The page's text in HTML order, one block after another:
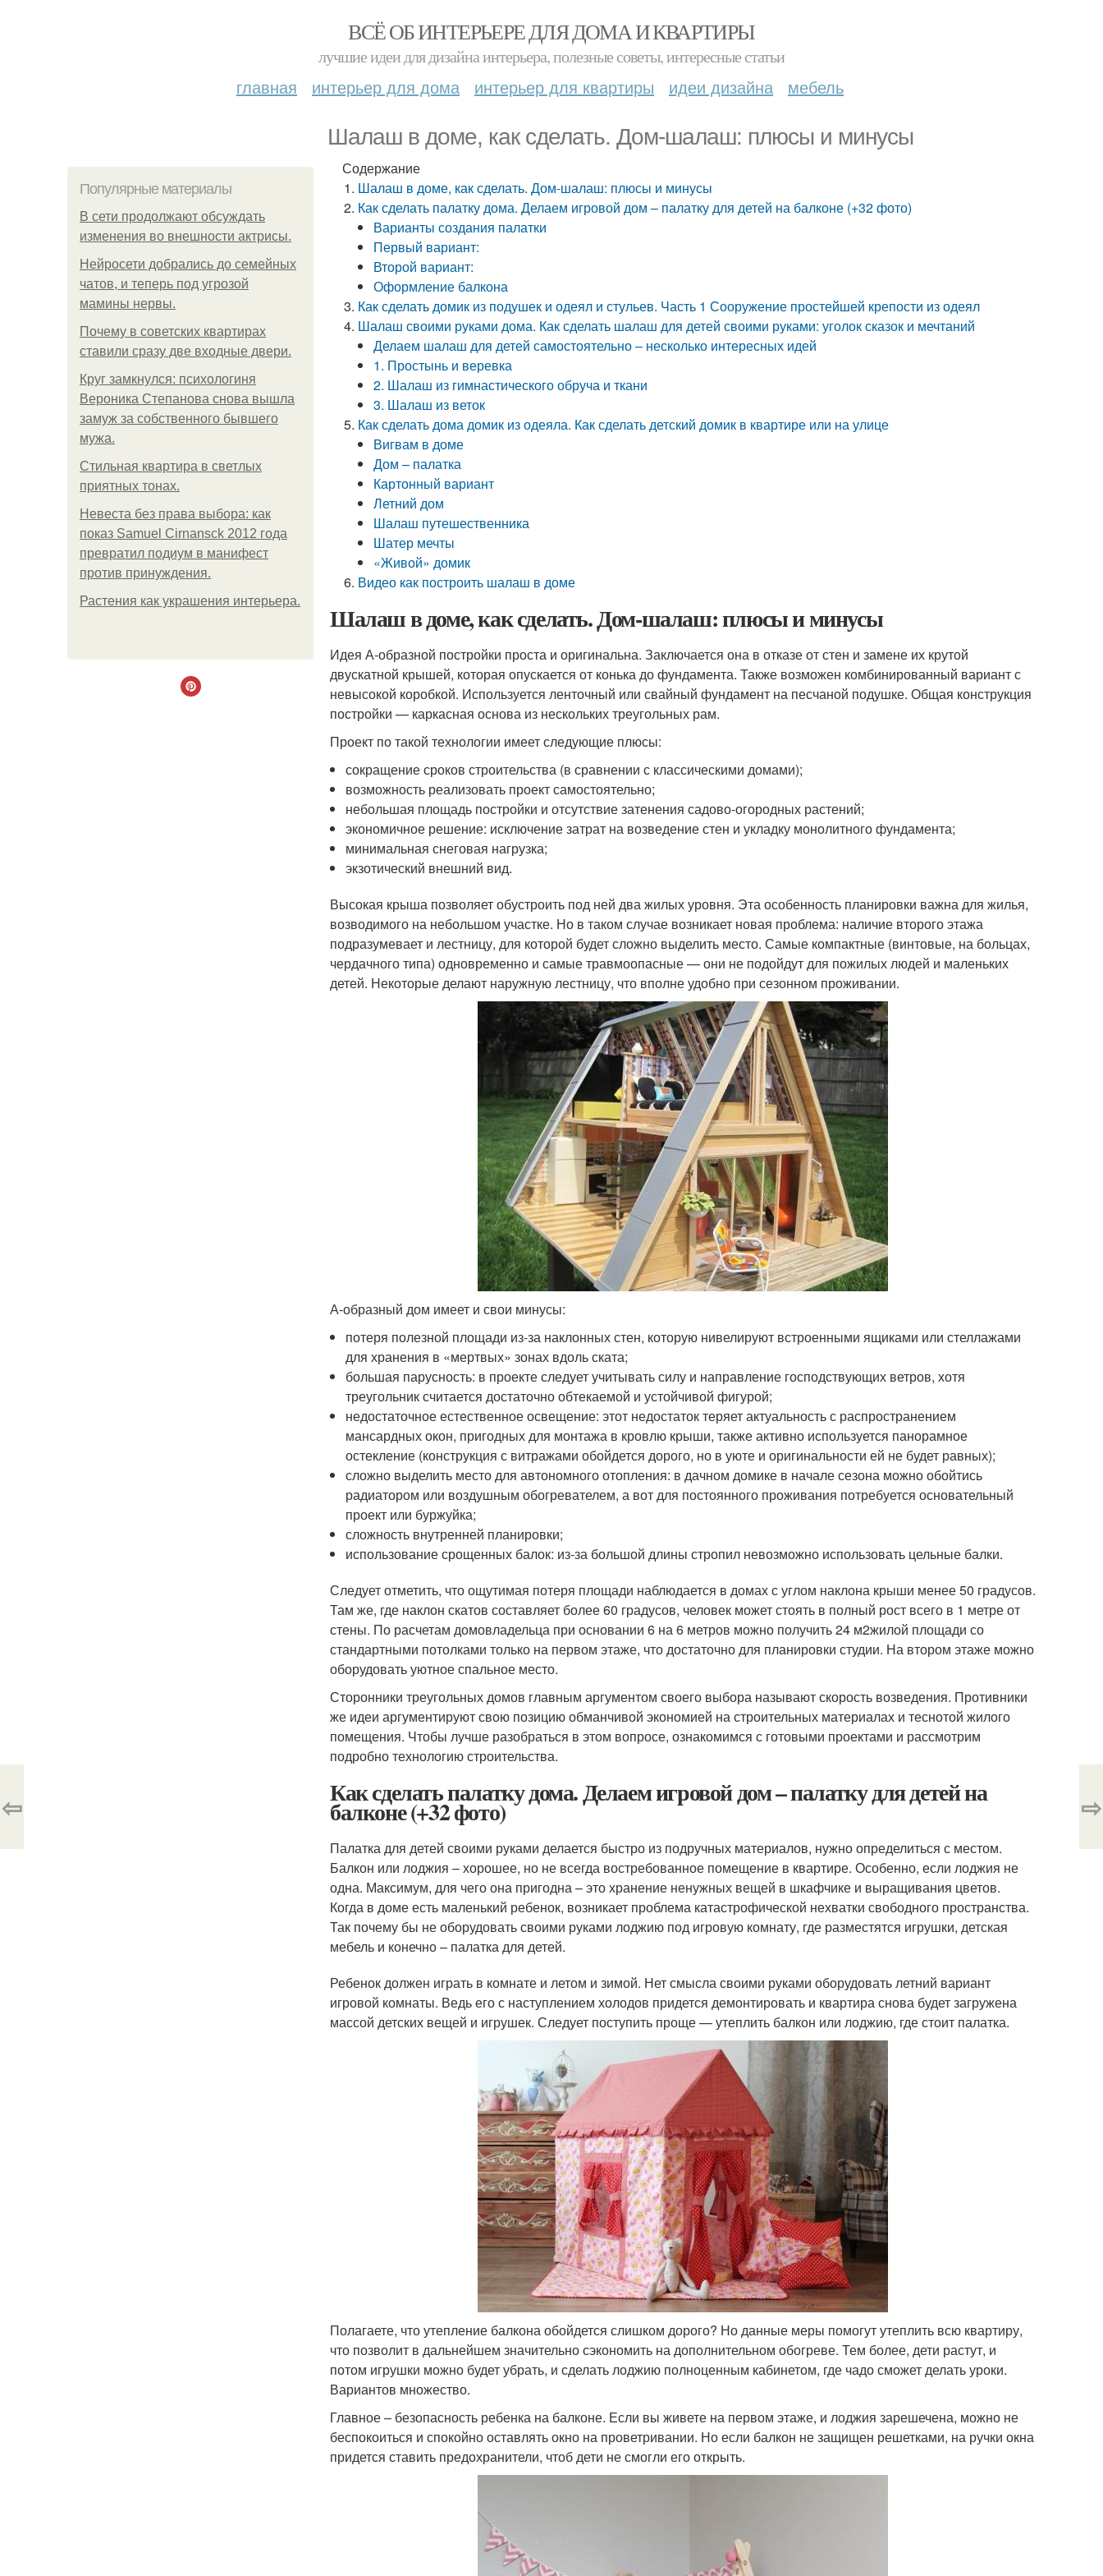
ВСЁ ОБ ИНТЕРЬЕРЕ ДЛЯ ДОМА И КВАРТИРЫ
лучшие идеи для дизайна интерьера, полезные советы, интересные статьи
главная интерьер для дома интерьер для квартиры идеи дизайна мебель
Шалаш в доме, как сделать. Дом-шалаш: плюсы и минусы
Популярные материалы
В сети продолжают обсуждать
изменения во внешности актрисы.
Нейросети добрались до семейных
чатов, и теперь под угрозой
мамины нервы.
Почему в советских квартирах
ставили сразу две входные двери.
Круг замкнулся: психологиня
Вероника Степанова снова вышла
замуж за собственного бывшего
мужа.
Стильная квартира в светлых
приятных тонах.
Невеста без права выбора: как
показ Samuel Cirnansck 2012 года
превратил подиум в манифест
против принуждения.
Растения как украшения интерьера.
Содержание
Шалаш в доме, как сделать. Дом-шалаш: плюсы и минусы
Как сделать палатку дома. Делаем игровой дом – палатку для детей на балконе (+32 фото)
Варианты создания палатки
Первый вариант:
Второй вариант:
Оформление балкона
Как сделать домик из подушек и одеял и стульев. Часть 1 Сооружение простейшей крепости из одеял
Шалаш своими руками дома. Как сделать шалаш для детей своими руками: уголок сказок и мечтаний
Делаем шалаш для детей самостоятельно – несколько интересных идей
1. Простынь и веревка
2. Шалаш из гимнастического обруча и ткани
3. Шалаш из веток
Как сделать дома домик из одеяла. Как сделать детский домик в квартире или на улице
Вигвам в доме
Дом – палатка
Картонный вариант
Летний дом
Шалаш путешественника
Шатер мечты
«Живой» домик
Видео как построить шалаш в доме
Шалаш в доме, как сделать. Дом-шалаш: плюсы и минусы
Идея А-образной постройки проста и оригинальна. Заключается она в отказе от стен и замене их крутой
двускатной крышей, которая опускается от конька до фундамента. Также возможен комбинированный вариант с
невысокой коробкой. Используется ленточный или свайный фундамент на песчаной подушке. Общая конструкция
постройки — каркасная основа из нескольких треугольных рам.
Проект по такой технологии имеет следующие плюсы:
сокращение сроков строительства (в сравнении с классическими домами);
возможность реализовать проект самостоятельно;
небольшая площадь постройки и отсутствие затенения садово-огородных растений;
экономичное решение: исключение затрат на возведение стен и укладку монолитного фундамента;
минимальная снеговая нагрузка;
экзотический внешний вид.
Высокая крыша позволяет обустроить под ней два жилых уровня. Эта особенность планировки важна для жилья,
возводимого на небольшом участке. Но в таком случае возникает новая проблема: наличие второго этажа
подразумевает и лестницу, для которой будет сложно выделить место. Самые компактные (винтовые, на больцах,
чердачного типа) одновременно и самые травмоопасные — они не подойдут для пожилых людей и маленьких
детей. Некоторые делают наружную лестницу, что вполне удобно при сезонном проживании.
А-образный дом имеет и свои минусы:
потеря полезной площади из-за наклонных стен, которую нивелируют встроенными ящиками или стеллажами
для хранения в «мертвых» зонах вдоль ската;
большая парусность: в проекте следует учитывать силу и направление господствующих ветров, хотя
треугольник считается достаточно обтекаемой и устойчивой фигурой;
недостаточное естественное освещение: этот недостаток теряет актуальность с распространением
мансардных окон, пригодных для монтажа в кровлю крыши, также активно используется панорамное
остекление (конструкция с витражами обойдется дорого, но в уюте и оригинальности ей не будет равных);
сложно выделить место для автономного отопления: в дачном домике в начале сезона можно обойтись
радиатором или воздушным обогревателем, а вот для постоянного проживания потребуется основательный
проект или буржуйка;
сложность внутренней планировки;
использование срощенных балок: из-за большой длины стропил невозможно использовать цельные балки.
Следует отметить, что ощутимая потеря площади наблюдается в домах с углом наклона крыши менее 50 градусов.
Там же, где наклон скатов составляет более 60 градусов, человек может стоять в полный рост всего в 1 метре от
стены. По расчетам домовладельца при основании 6 на 6 метров можно получить 24 м2жилой площади со
стандартными потолками только на первом этаже, что достаточно для планировки студии. На втором этаже можно
оборудовать уютное спальное место.
Сторонники треугольных домов главным аргументом своего выбора называют скорость возведения. Противники
же идеи аргументируют свою позицию обманчивой экономией на строительных материалах и теснотой жилого
помещения. Чтобы лучше разобраться в этом вопросе, ознакомимся с готовыми проектами и рассмотрим
подробно технологию строительства.
Как сделать палатку дома. Делаем игровой дом – палатку для детей на
балконе (+32 фото)
Палатка для детей своими руками делается быстро из подручных материалов, нужно определиться с местом.
Балкон или лоджия – хорошее, но не всегда востребованное помещение в квартире. Особенно, если лоджия не
одна. Максимум, для чего она пригодна – это хранение ненужных вещей в шкафчике и выращивания цветов.
Когда в доме есть маленький ребенок, возникает проблема катастрофической нехватки свободного пространства.
Так почему бы не оборудовать своими руками лоджию под игровую комнату, где разместятся игрушки, детская
мебель и конечно – палатка для детей.
Ребенок должен играть в комнате и летом и зимой. Нет смысла своими руками оборудовать летний вариант
игровой комнаты. Ведь его с наступлением холодов придется демонтировать и квартира снова будет загружена
массой детских вещей и игрушек. Следует поступить проще — утеплить балкон или лоджию, где стоит палатка.
Полагаете, что утепление балкона обойдется слишком дорого? Но данные меры помогут утеплить всю квартиру,
что позволит в дальнейшем значительно сэкономить на дополнительном обогреве. Тем более, дети растут, и
потом игрушки можно будет убрать, и сделать лоджию полноценным кабинетом, где чадо сможет делать уроки.
Вариантов множество.
Главное – безопасность ребенка на балконе. Если вы живете на первом этаже, и лоджия зарешечена, можно не
беспокоиться и спокойно оставлять окно на проветривании. Но если балкон не защищен решетками, на ручки окна
придется ставить предохранители, чтоб дети не смогли его открыть.
⇦ ⇨